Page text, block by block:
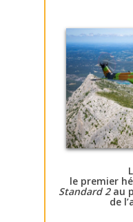
le premier
Standard 2au
de